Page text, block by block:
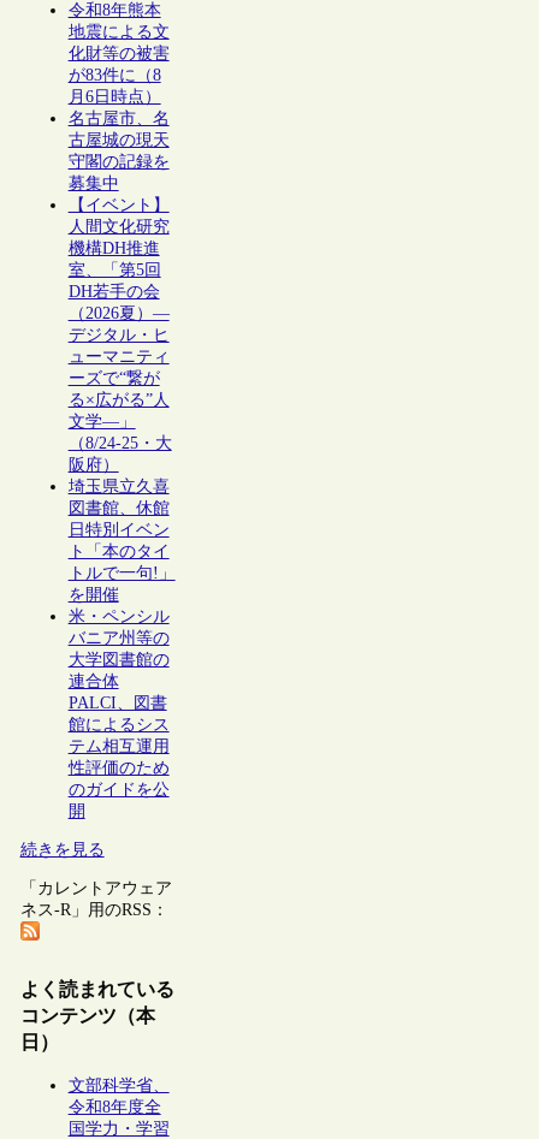
令和8年熊本
地震による文
化財等の被害
が83件に（8
月6日時点）
名古屋市、名
古屋城の現天
守閣の記録を
募集中
【イベント】
人間文化研究
機構DH推進
室、「第5回
DH若手の会
（2026夏）―
デジタル・ヒ
ューマニティ
ーズで“繋が
る×広がる”人
文学―」
（8/24-25・大
阪府）
埼玉県立久喜
図書館、休館
日特別イベン
ト「本のタイ
トルで一句!」
を開催
米・ペンシル
バニア州等の
大学図書館の
連合体
PALCI、図書
館によるシス
テム相互運用
性評価のため
のガイドを公
開
続きを見る
「カレントアウェア
ネス-R」用のRSS：
よく読まれている
コンテンツ（本
日）
文部科学省、
令和8年度全
国学力・学習